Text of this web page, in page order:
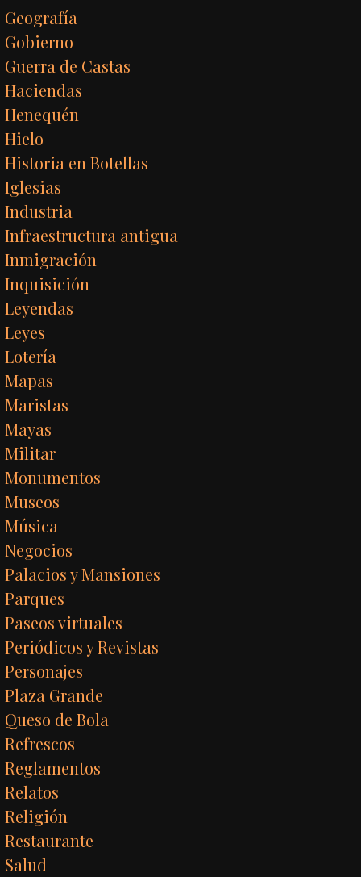
Geografía
Gobierno
Guerra de Castas
Haciendas
Henequén
Hielo
Historia en Botellas
Iglesias
Industria
Infraestructura antigua
Inmigración
Inquisición
Leyendas
Leyes
Lotería
Mapas
Maristas
Mayas
Militar
Monumentos
Museos
Música
Negocios
Palacios y Mansiones
Parques
Paseos virtuales
Periódicos y Revistas
Personajes
Plaza Grande
Queso de Bola
Refrescos
Reglamentos
Relatos
Religión
Restaurante
Salud